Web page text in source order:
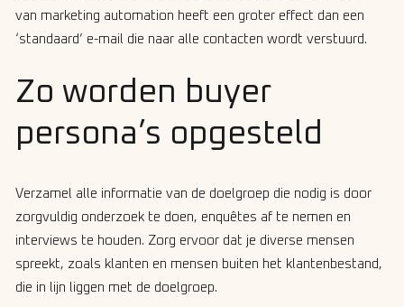
van marketing automation heeft een groter effect dan een
‘standaard’ e-mail die naar alle contacten wordt verstuurd.
Zo worden buyer
persona’s opgesteld
Verzamel alle informatie van de doelgroep die nodig is door
zorgvuldig onderzoek te doen, enquêtes af te nemen en
interviews te houden. Zorg ervoor dat je diverse mensen
spreekt, zoals klanten en mensen buiten het klantenbestand,
die in lijn liggen met de doelgroep.